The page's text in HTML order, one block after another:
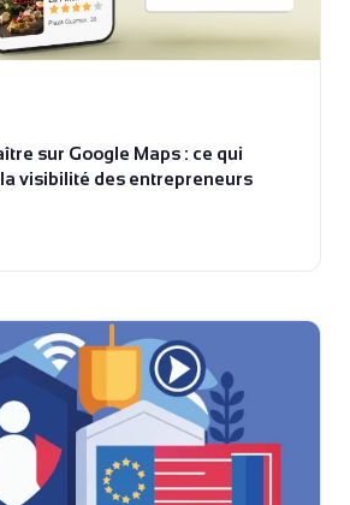
sur Google Maps : ce qui
visibilité des entrepreneurs